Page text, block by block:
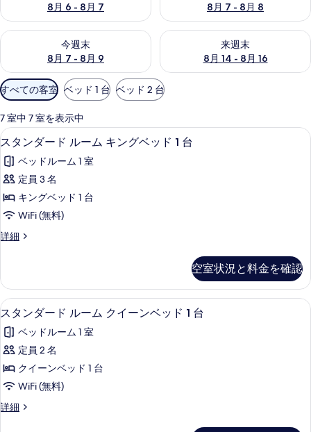
8月 6 - 8月 7
8月 7 - 8月 8
今週末
8月 7 - 8月 9
今週末 8月 7 - 8月 9 の空室状況をチェック
来週末
8月 14 - 8月 16
来週末 8月 14 - 8月 16 の空室
利
用
可
能
な
客
室
の
り
込
件
すべての客室 ベッド 1 台 ベッド 2 台
7 室中 7 室を表示中
ス
タ
ン
ダ
ー
ル
ム
キ
ン
グ
ベ
ッ
ド
1
スタンダード ルーム キングベッド 1
13
スタンダード ルーム キングベッド 1 台
ベッドルーム 1 室
定員 3 名
キングベッド 1 台
WiFi (無料)
詳細
ス
ー
ド
ル
ム
キ
グ
ベ
ド
空室状況と料金を確認
ス
タ
ン
ダ
ー
ル
スタンダード ルーム クイーンベッド
12
スタンダード ルーム クイーンベッド 1 台
ベッドルーム 1 室
定員 2 名
クイーンベッド 1 台
WiFi (無料)
詳細
ス